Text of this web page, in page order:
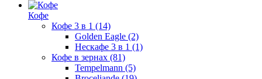
Кофе
Кофе 3 в 1 (14)
Golden Eagle (2)
Нескафе 3 в 1 (1)
Кофе в зернах (81)
Tempelmann (5)